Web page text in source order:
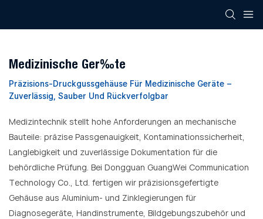
Medizinische Geräte
Präzisions-Druckgussgehäuse Für Medizinische Geräte –
Zuverlässig, Sauber Und Rückverfolgbar
Medizintechnik stellt hohe Anforderungen an mechanische
Bauteile: präzise Passgenauigkeit, Kontaminationssicherheit,
Langlebigkeit und zuverlässige Dokumentation für die
behördliche Prüfung. Bei Dongguan GuangWei Communication
Technology Co., Ltd. fertigen wir präzisionsgefertigte
Gehäuse aus Aluminium- und Zinklegierungen für
Diagnosegeräte, Handinstrumente, Bildgebungszubehör und